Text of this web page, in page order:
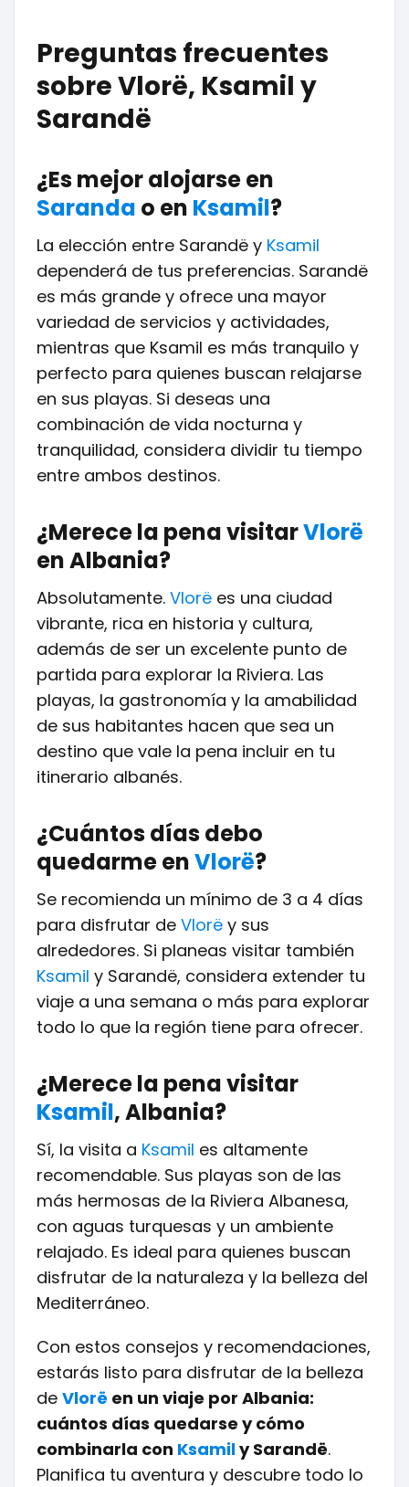
Preguntas frecuentes
sobre Vlorë, Ksamil y
Sarandë
¿Es mejor alojarse en
Saranda o en Ksamil?
La elección entre Sarandë y Ksamil
dependerá de tus preferencias. Sarandë
es más grande y ofrece una mayor
variedad de servicios y actividades,
mientras que Ksamil es más tranquilo y
perfecto para quienes buscan relajarse
en sus playas. Si deseas una
combinación de vida nocturna y
tranquilidad, considera dividir tu tiempo
entre ambos destinos.
¿Merece la pena visitarVlorë
en Albania?
Absolutamente. Vlorë es una ciudad
vibrante, rica en historia y cultura,
además de ser un excelente punto de
partida para explorar la Riviera. Las
playas, la gastronomía y la amabilidad
de sus habitantes hacen que sea un
destino que vale la pena incluir en tu
itinerario albanés.
¿Cuántos días debo
quedarme enVlorë?
Se recomienda un mínimo de 3 a 4 días
para disfrutar de Vlorë y sus
alrededores. Si planeas visitar también
Ksamil y Sarandë, considera extender tu
viaje a una semana o más para explorar
todo lo que la región tiene para ofrecer.
¿Merece la pena visitar
Ksamil, Albania?
Sí, la visita a Ksamil es altamente
recomendable. Sus playas son de las
más hermosas de la Riviera Albanesa,
con aguas turquesas y un ambiente
relajado. Es ideal para quienes buscan
disfrutar de la naturaleza y la belleza del
Mediterráneo.
Con estos consejos y recomendaciones,
estarás listo para disfrutar de la belleza
de Vlorë en un viaje por Albania:
cuántos días quedarse y cómo
combinarla con Ksamily Sarandë.
Planifica tu aventura y descubre todo lo